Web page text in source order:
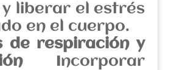
y liberar el estrés
en el cuerpo.
de respiración y
Incorporar